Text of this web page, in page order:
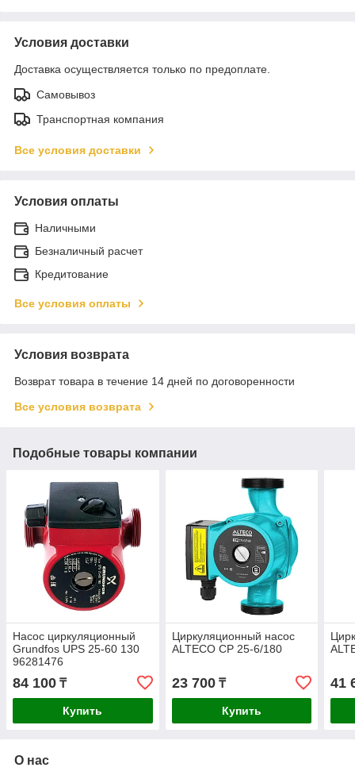
Условия доставки
Доставка осуществляется только по предоплате.
Самовывоз
Транспортная компания
Все условия доставки
Условия оплаты
Наличными
Безналичный расчет
Кредитование
Все условия оплаты
Условия возврата
Возврат товара в течение 14 дней по договоренности
Все условия возврата
Подобные товары компании
Насос циркуляционный
Grundfos UPS 25-60 130
96281476
84 100 ₸
Купить
Циркуляционный насос
ALTECO CP 25-6/180
23 700₸
Купить
41
О нас